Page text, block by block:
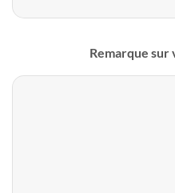
Remarque sur